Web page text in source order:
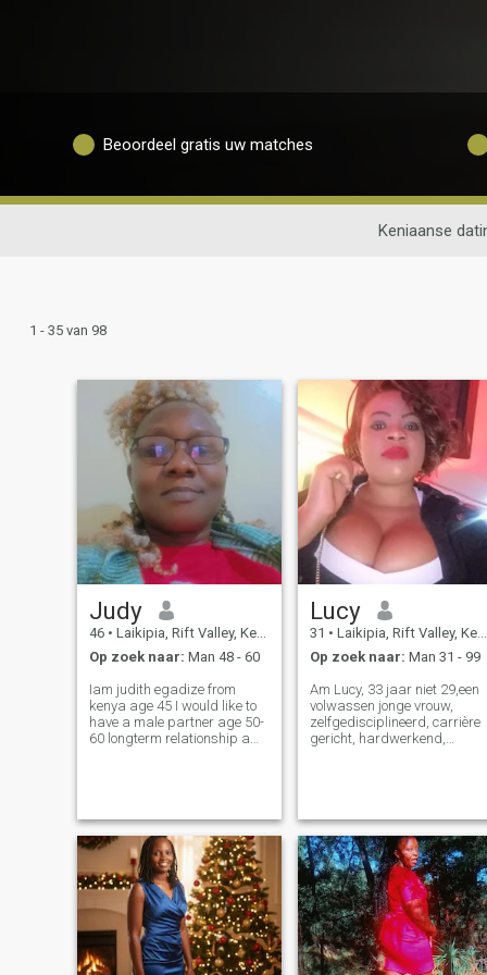
Beoordeel gratis uw matches
Keniaanse
1 - 35 van 98
Judy
46 • Laikipia, Rift Valley, Kenya
Op zoek naar: Man 48 - 60
Iam judith egadize from
kenya age 45 I would like to
have a male partner age 50-
60 longterm relationship am
despline,uprigt,romatic,read
to lo
Lucy
31 • Laikipia, Rift Valley, Kenya
Op zoek naar: Man 31 - 99
Am Lucy, 33 jaar niet 29,een
volwassen jonge vrouw,
zelfgedisciplineerd, carrière
gericht, hardwerkend,
hou van mijn man om
vriendelijk, begripvol en met
bijna dezelfde
eigenschappen als de mijne
te zijn! Ik weet dat ben niet
best uitziende vrouw of mooie
vrouw op deze site, maar ik
probeer de beste dan ik
gisteren was dat betekent
niet dat ik een perfectionist